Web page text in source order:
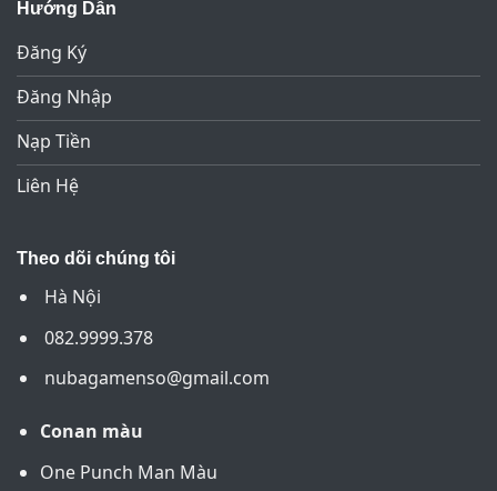
Hướng Dẫn
Đăng Ký
Đăng Nhập
Nạp Tiền
Liên Hệ
Theo dõi chúng tôi
Hà Nội
082.9999.378
nubagamenso@gmail.com
Conan màu
One Punch Man Màu